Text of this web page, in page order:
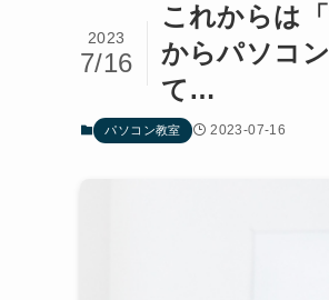
これからは
からパソコ
て…
2023
7/16
パソコン教室 2023-07-16